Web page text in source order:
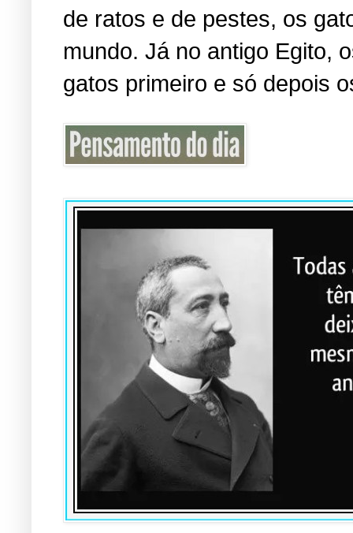
de ratos e de pestes, os
mundo. Já no antigo Egito,
gatos primeiro e só depois